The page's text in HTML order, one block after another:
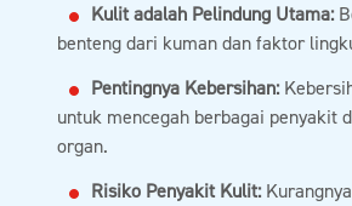
Kulit adalah Pelindung Utama:
benteng dari kuman dan faktor
Pentingnya Kebersihan:
untuk mencegah berbagai penyakit
organ.
Risiko Penyakit Kulit: